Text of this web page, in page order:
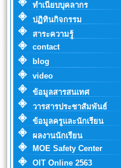
ทำเนียบบุคลากร
ปฏิทินกิจกรรม
สาระความรู้
contact
blog
video
ข้อมูลสารสนเทศ
วารสารประชาสัมพันธ์
ข้อมูลครูและนักเรียน
ผลงานนักเรียน
MOE Safety Center
OIT Online 2563